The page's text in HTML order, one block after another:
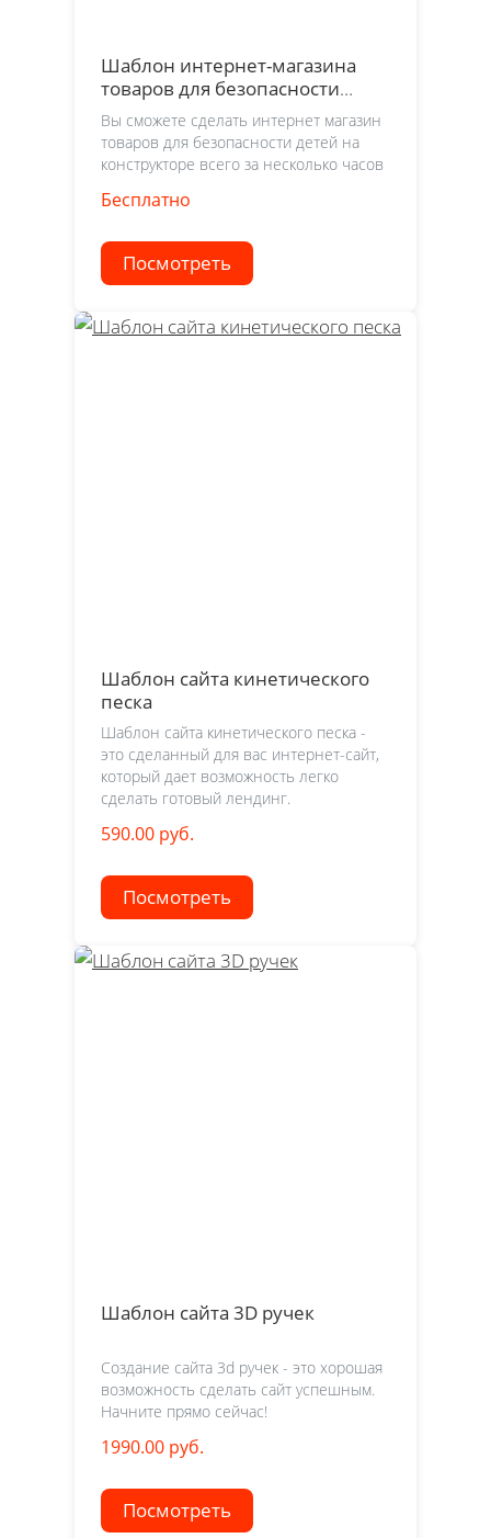
Шаблон интернет-магазина
товаров для безопасности
детей
Вы сможете сделать интернет магазин
товаров для безопасности детей на
конструкторе всего за несколько часов
Бесплатно
Посмотреть
Шаблон сайта кинетического
песка
Шаблон сайта кинетического песка -
это сделанный для вас интернет-сайт,
который дает возможность легко
сделать готовый лендинг.
590.00 руб.
Посмотреть
Шаблон сайта 3D ручек
Создание сайта 3d ручек - это хорошая
возможность сделать сайт успешным.
Начните прямо сейчас!
1990.00 руб.
Посмотреть